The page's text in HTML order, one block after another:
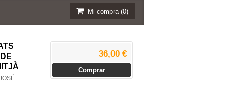
Mi compra (0)
36,00 €
Comprar